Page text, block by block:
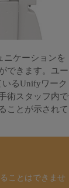
ニケーションを
できます。ユー
るUnifyワーク
術スタッフ内で
ことが示されて
ことはできませ